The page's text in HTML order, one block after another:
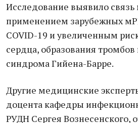
Исследование выявило
применением зарубежных
COVID-19 и увеличенным
сердца, образования тромбов
синдрома Гийена-Барре.
Другие медицинские
доцента кафедры
РУДН Сергея Вознесенского,